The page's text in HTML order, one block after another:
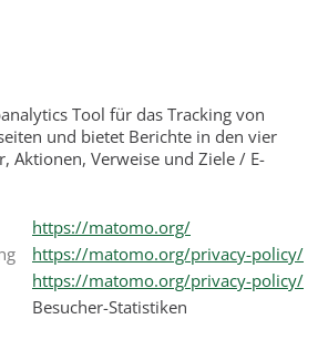
Tool für das Tracking von
und bietet Berichte in den vier
Aktionen, Verweise und Ziele / E-
https://matomo.org/
https://matomo.org/privacy-policy/
https://matomo.org/privacy-policy/
Besucher-Statistiken